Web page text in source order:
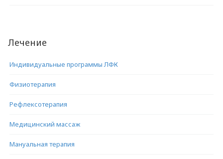
Лечение
Индивидуальные программы ЛФК
Физиотерапия
Рефлексотерапия
Медицинский массаж
Мануальная терапия